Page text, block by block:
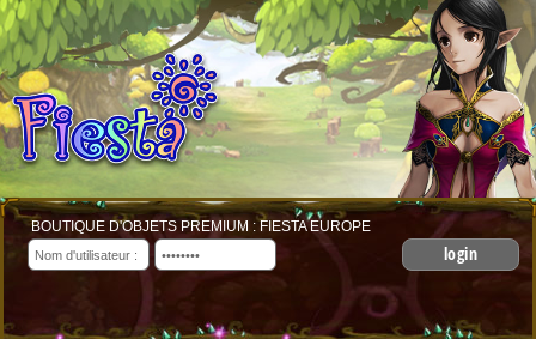
BOUTIQUE D'OBJETS PREMIUM : FIESTA EUROPE
login